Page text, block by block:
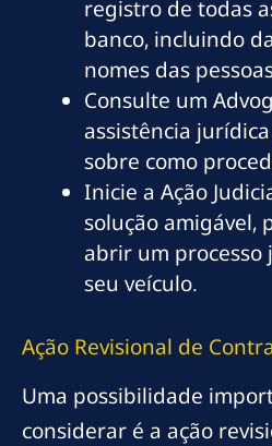
registro de todas
banco, incluindo
nomes das
Consulte um
assistência
sobre como
Inicie a Ação
solução amigável,
abrir um processo
seu veículo.
Ação Revisional de
Uma possibilidade
considerar é a ação